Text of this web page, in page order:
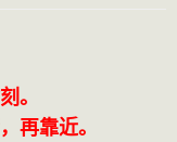
。
再靠近。